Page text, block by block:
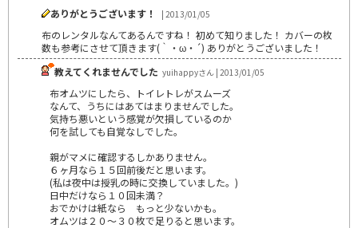
ありがとうございます！
| 2013/01/05
布のレンタルなんてあるんですね！ 初めて知りました！ カバーの枚
数も参考にさせて頂きます(｀・ω・´) ありがとうございました！
教えてくれませんでした yuihappyさん | 2013/01/05
布オムツにしたら、トイレトレがスムーズ
なんて、うちにはあてはまりませんでした。
気持ち悪いという感覚が欠損しているのか
何を試しても自覚なしでした。
親がマメに確認するしかありません。
６ヶ月なら１５回前後だと思います。
(私は夜中は授乳の時に交換していました。)
日中だけなら１０回未満？
おでかけは紙なら もっと少ないかも。
オムツは２０～３０枚で足りると思います。